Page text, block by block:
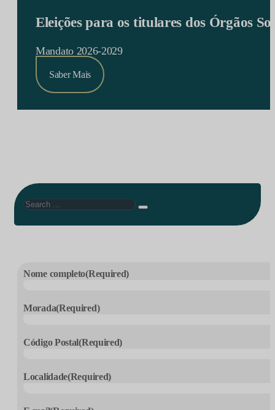
Eleições para os titulares dos Órgãos
Mandato 2026-2029
Saber Mais
Search
Nome completo(Required)
Morada(Required)
Código Postal(Required)
Localidade(Required)